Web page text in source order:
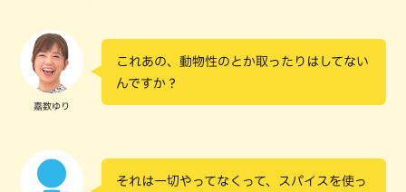
嘉数ゆり
これあの、動物性のとか取ったりはしてない
んですか？
それは一切やってなくって、スパイスを使っ